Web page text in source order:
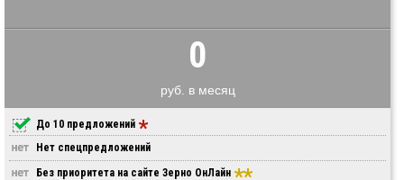
0
руб. в месяц
До 10 предложений
Нет спецпредложений
Без приоритета на сайте Зерно ОнЛайн